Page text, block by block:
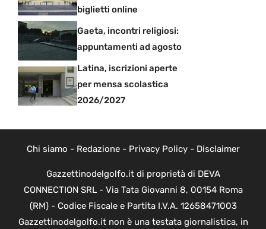
biglietti online
Gaeta, incontri religiosi:
appuntamenti ad agosto
Latina, iscrizioni aperte
per mensa scolastica
2026/2027
Chi siamo - Redazione- Privacy Policy- Disclaimer
Gazzettinodelgolfo.it di proprietà di DEVA
CONNECTION SRL - Via Tata Giovanni 8, 00154 Roma
(RM) - Codice Fiscale e Partita I.V.A. 12658471003
Gazzettinodelgolfo.it non è una testata giornalistica, in